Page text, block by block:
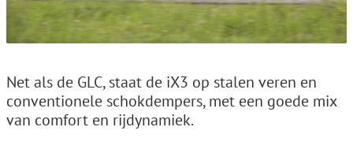
Net als de GLC, staat de iX3 op stalen veren en
conventionele schokdempers, met een goede mix
van comfort en rijdynamiek.